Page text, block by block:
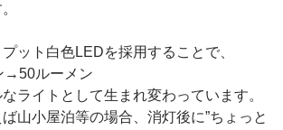
ット白色LEDを採用することで、
→50ルーメン
ライトとして生まれ変わっています。
山小屋泊等の場合、消灯後に”ちょっと